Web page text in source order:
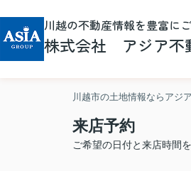
川越の不動産情報を豊富に
株式会社 アジア不
川越市の土地情報ならアジ
来店予約
ご希望の日付と来店時間